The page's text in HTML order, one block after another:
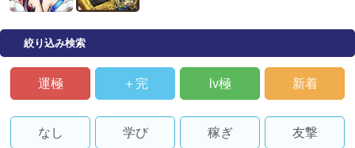
絞り込み検索
運極 ＋完 lv極 新着
なし 学び 稼ぎ 友撃